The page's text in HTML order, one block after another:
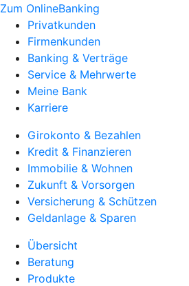
Zum OnlineBanking
Privatkunden
Firmenkunden
Banking & Verträge
Service & Mehrwerte
Meine Bank
Karriere
Girokonto & Bezahlen
Kredit & Finanzieren
Immobilie & Wohnen
Zukunft & Vorsorgen
Versicherung & Schützen
Geldanlage & Sparen
Übersicht
Beratung
Produkte